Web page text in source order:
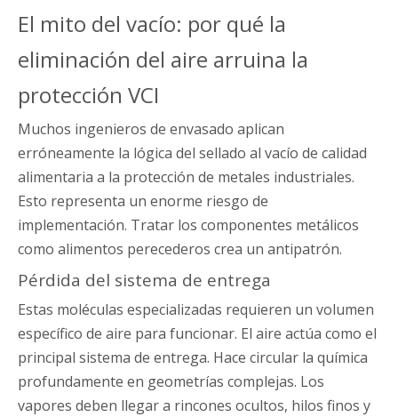
El mito del vacío: por qué la
eliminación del aire arruina la
protección VCI
Muchos ingenieros de envasado aplican
erróneamente la lógica del sellado al vacío de calidad
alimentaria a la protección de metales industriales.
Esto representa un enorme riesgo de
implementación. Tratar los componentes metálicos
como alimentos perecederos crea un antipatrón.
Pérdida del sistema de entrega
Estas moléculas especializadas requieren un volumen
específico de aire para funcionar. El aire actúa como el
principal sistema de entrega. Hace circular la química
profundamente en geometrías complejas. Los
vapores deben llegar a rincones ocultos, hilos finos y